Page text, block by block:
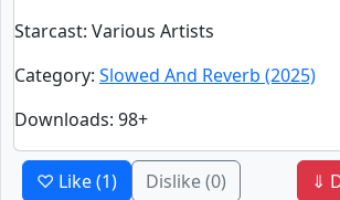
Starcast: Various Artists
Category: Slowed And Reverb (2025)
Downloads: 98+
♡ Like(1) Dislike(0)
⇓